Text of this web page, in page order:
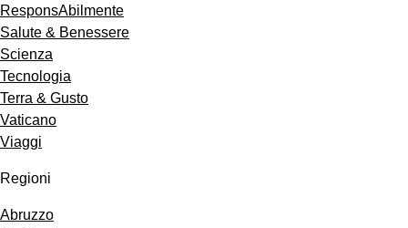
ResponsAbilmente
Salute & Benessere
Scienza
Tecnologia
Terra & Gusto
Vaticano
Viaggi
Regioni
Abruzzo